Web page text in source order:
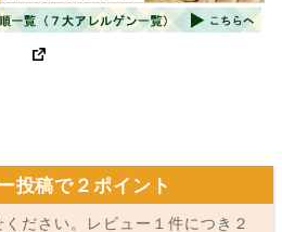
投稿で２ポイント
ださい。レビュー１件につき２